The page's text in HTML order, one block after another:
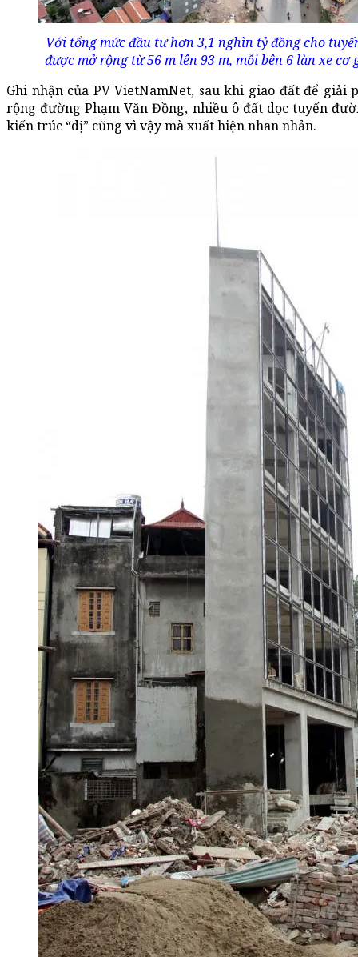
Với tổng mức đầu tư hơn 3,1 nghìn tỷ đồng cho
được mở rộng từ 56 m lên 93 m, mỗi bên 6 làn xe
Ghi nhận của PV VietNamNet, sau khi giao đất để
rộng đường Phạm Văn Đồng, nhiều ô đất dọc tuyến
kiến trúc “dị” cũng vì vậy mà xuất hiện nhan nhản.